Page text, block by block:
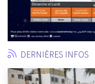
DERNIÈRES INFOS